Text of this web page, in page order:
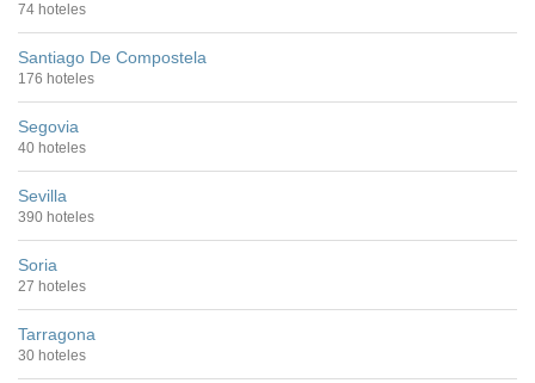
74 hoteles
Santiago De Compostela
176 hoteles
Segovia
40 hoteles
Sevilla
390 hoteles
Soria
27 hoteles
Tarragona
30 hoteles